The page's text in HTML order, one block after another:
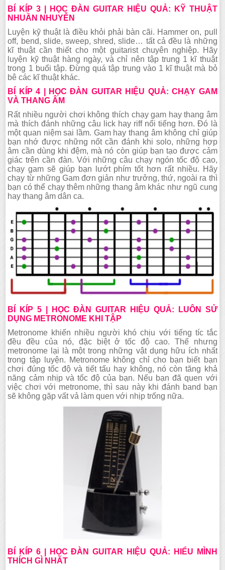
BÍ KÍP 3 | HỌC ĐÀN GUITAR HIỆU QUẢ: KỸ THUẬT
NHUẦN NHUYỄN
Luyện kỹ thuật là điều khỏi phải bàn cãi. Hammer on, pull
off, bend, slide, sweep, shred, slide… tất cả đều là những
kĩ thuật cần thiết cho một guitarist chuyên nghiệp. Hãy
luyện kỹ thuật hàng ngày, và chỉ nên tập trung 1 kĩ thuật
trong 1 buổi tập. Đừng quá tập trung vào 1 kĩ thuật mà bỏ
bê các kĩ thuật khác.
BÍ KÍP 4 | HỌC ĐÀN GUITAR HIỆU QUẢ: CHẠY GAM
VÀ THANG ÂM
Rất nhiều người chơi không thích chạy gam hay thang âm
mà thích đánh những câu lick hay riff nổi tiếng hơn. Đó là
một quan niệm sai lầm. Gam hay thang âm không chỉ giúp
bạn nhớ được những nốt cần đánh khi solo, những hợp
âm cần dùng khi đệm, mà nó còn giúp bạn tạo được cảm
giác trên cần đàn. Với những câu chạy ngón tốc độ cao,
chạy gam sẽ giúp bạn lướt phím tốt hơn rất nhiều. Hãy
chạy từ những Gam đơn giản như trưởng, thứ, ngoài ra thì
bạn có thể chạy thêm những thang âm khác như ngũ cung
hay thang âm dân ca.
BÍ KÍP 5 | HỌC ĐÀN GUITAR HIỆU QUẢ: LUÔN SỬ
DỤNG METRONOME KHI TẬP
Metronome khiến nhiều người khó chịu với tiếng tíc tắc
đều đều của nó, đặc biệt ở tốc độ cao. Thế nhưng
metronome lại là một trong những vật dụng hữu ích nhất
trong tập luyện. Metronome không chỉ cho bạn biết bạn
chơi đúng tốc độ và tiết tấu hay không, nó còn tăng khả
năng cảm nhịp và tốc độ của bạn. Nếu bạn đã quen với
việc chơi với metronome, thì sau này khi đánh band bạn
sẽ không gặp vất vả làm quen với nhịp trống nữa.
BÍ KÍP 6 | HỌC ĐÀN GUITAR HIỆU QUẢ: HIỂU MÌNH
THÍCH GÌ NHẤT